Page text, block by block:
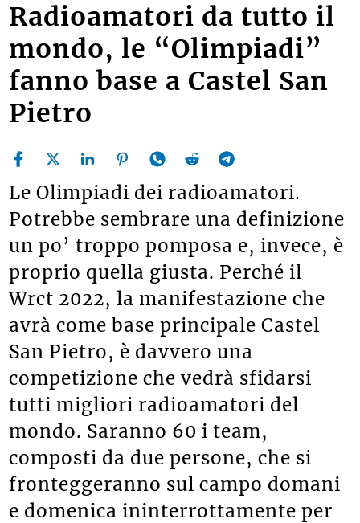
Radioamatori da tutto il
mondo, le “Olimpiadi”
fanno base a Castel San
Pietro
Le Olimpiadi dei radioamatori.
Potrebbe sembrare una definizione
un po’ troppo pomposa e, invece, è
proprio quella giusta. Perché il
Wrct 2022, la manifestazione che
avrà come base principale Castel
San Pietro, è davvero una
competizione che vedrà sfidarsi
tutti migliori radioamatori del
mondo. Saranno 60 i team,
composti da due persone, che si
fronteggeranno sul campo domani
e domenica ininterrottamente per